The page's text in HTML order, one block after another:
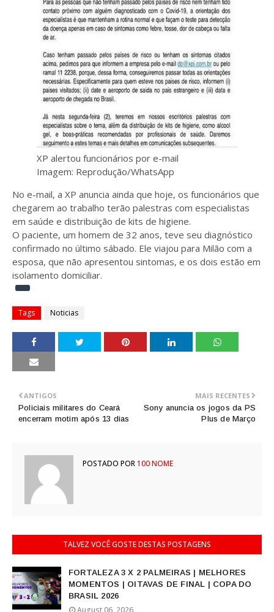
XP alertou funcionários por e-mail
Imagem: Reprodução/WhatsApp
No e-mail, a XP anuncia ainda que hoje, os funcionários que
chegarem ao trabalho terão palestras com especialistas
em saúde e distribuição de kits de higiene.
O paciente, um homem de 32 anos, teve seu diagnóstico
confirmado no último sábado. Ele viajou para Milão com a
esposa, que não apresentou sintomas, e os dois estão em
isolamento domiciliar.
Tags Noticias
MAIS RECENTES
Sony anuncia os jogos da PS
Plus de Março
ANTIGOS
Policiais militares do Ceará
encerram motim após 13 dias
POSTADO POR100 NOME
TALVEZ VOCÊ GOSTE DESTAS POSTAGENS
FORTALEZA 3 X 2 PALMEIRAS | MELHORES
MOMENTOS | OITAVAS DE FINAL | COPA DO
BRASIL 2026
August 06, 2026